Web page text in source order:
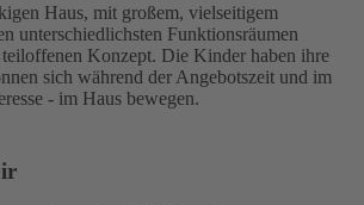
Haus, mit großem, vielseitigem
unterschiedlichsten Funktionsräumen
Konzept. Die Kinder haben ihre
sich während der Angebotszeit und im
- im Haus bewegen.